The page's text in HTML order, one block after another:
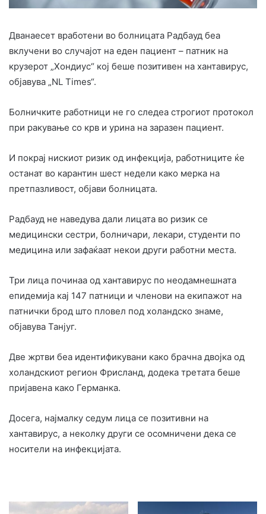
Дванаесет вработени во болницата Радбауд беа
вклучени во случајот на еден пациент – патник на
крузерот „Хондиус“ кој беше позитивен на хантавирус,
објавува „NL Times“.
Болничките работници не го следеа строгиот протокол
при ракување со крв и урина на заразен пациент.
И покрај нискиот ризик од инфекција, работниците ќе
останат во карантин шест недели како мерка на
претпазливост, објави болницата.
Радбауд не наведува дали лицата во ризик се
медицински сестри, болничари, лекари, студенти по
медицина или зафаќаат некои други работни места.
Три лица починаа од хантавирус по неодамнешната
епидемија кај 147 патници и членови на екипажот на
патнички брод што пловел под холандско знаме,
објавува Танјуг.
Две жртви беа идентификувани како брачна двојка од
холандскиот регион Фрисланд, додека третата беше
пријавена како Германка.
Досега, најмалку седум лица се позитивни на
хантавирус, а неколку други се осомничени дека се
носители на инфекцијата.